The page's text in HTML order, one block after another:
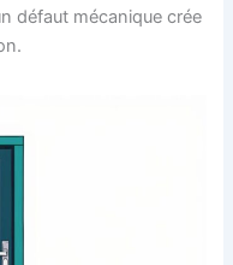
défaut mécanique crée